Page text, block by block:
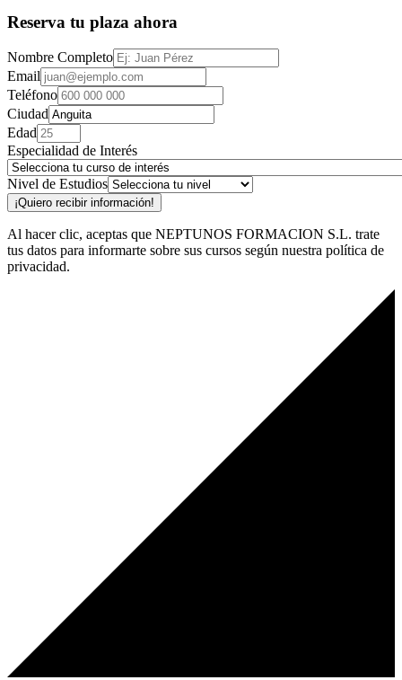
Reserva tu plaza ahora
Nombre Completo
Email
Teléfono
Ciudad
Edad
Especialidad de Interés
Nivel de Estudios
¡Quiero recibir información!
Al hacer clic, aceptas que NEPTUNOS FORMACION S.L. trate
tus datos para informarte sobre sus cursos según nuestra política de
privacidad.